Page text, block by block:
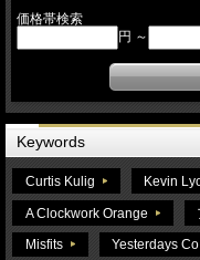
価格帯検索
円 ～
Keywords
Curtis Kulig Kevin
A Clockwork Orange
Misfits Yesterdays Co